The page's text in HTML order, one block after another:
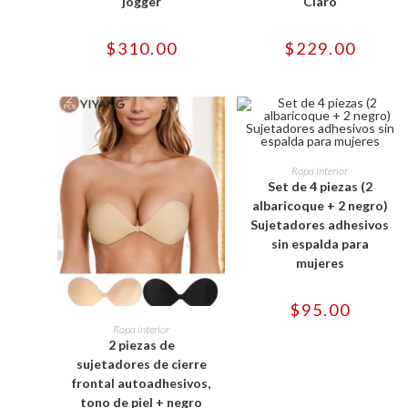
pueden
elegir
de
producto
$310.00
pueden
elegir
de
producto
$229.00
SELECCIONAR OPCIONES
Este
producto
tiene
múltiples
variantes.
opciones
se
Ropa interior
2 piezas de
sujetadores de cierre
frontal autoadhesivos,
tono de piel + negro
SELECCIONAR OPCIONES
producto
tiene
múltiples
variantes.
opciones
se
pueden
elegir
página
de
Ropa interior
Set de 4 piezas (2
albaricoque + 2 negro)
Sujetadores adhesivos
sin espalda para
mujeres
$95.00